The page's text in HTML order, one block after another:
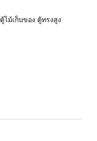
ตู้ไม้เก็บของ ตู้ทรงสูง